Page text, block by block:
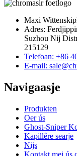
Maxi
Adres:
Suzhou Nij
215129
Telefoan: +86
E-mail:
Navigaasje
Produkten
Oer ús
Ghost-Sniper
Kapillêre searje
Nijs
Kontakt mei ús